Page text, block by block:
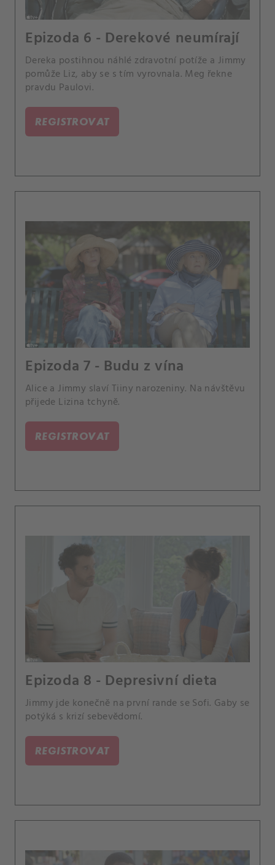
Epizoda 6 - Derekové neumírají
Dereka postihnou náhlé zdravotní potíže a Jimmy
pomůže Liz, aby se s tím vyrovnala. Meg řekne
pravdu Paulovi.
REGISTROVAT
Epizoda 7 - Budu z vína
Alice a Jimmy slaví Tiiny narozeniny. Na návštěvu
přijede Lizina tchyně.
REGISTROVAT
Epizoda 8 - Depresivní dieta
Jimmy jde konečně na první rande se Sofi. Gaby se
potýká s krizí sebevědomí.
REGISTROVAT